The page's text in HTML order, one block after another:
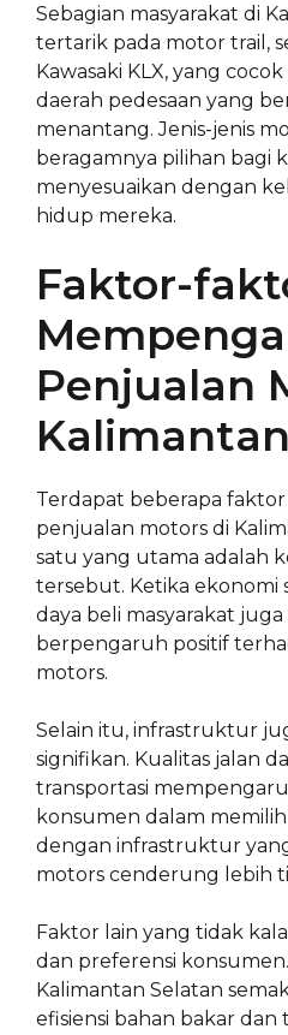
Sebagian masyarakat di
tertarik pada motor trail,
Kawasaki KLX, yang
daerah pedesaan yang
menantang. Jenis-jenis
beragamnya pilihan bagi
menyesuaikan dengan
hidup mereka.
Faktor-
Penjualan
Terdapat beberapa
penjualan motors di
satu yang utama adalah
tersebut. Ketika ekonomi
daya beli masyarakat
berpengaruh positif
motors.
Selain itu, infrastruktur
signifikan. Kualitas jalan
transportasi
konsumen dalam
dengan infrastruktur
motors cenderung lebih
Faktor lain yang tidak
dan preferensi
Kalimantan Selatan
efisiensi bahan bakar